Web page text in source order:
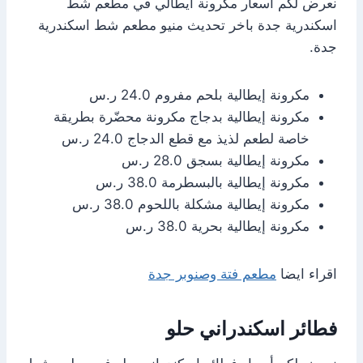
اسكندرية جدة باخر تحديث منيو مطعم شط اسكندرية
جدة.
مكرونة إيطالية بلحم مفروم 24.0 ر.س
مكرونة إيطالية بدجاج مكرونة محضّرة بطريقة
خاصة لطعم لذيذ مع قطع الدجاج 24.0 ر.س
مكرونة إيطالية بسجق 28.0 ر.س
مكرونة إيطالية بالبسطرمة 38.0 ر.س
مكرونة إيطالية مشكلة باللحوم 38.0 ر.س
مكرونة إيطالية بحرية 38.0 ر.س
اقراء ايضا مطعم فتة وصنوبر جدة
فطائر اسكندراني حلو